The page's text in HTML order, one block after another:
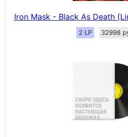
Iron Mask - Black As Death
2 LP 32998